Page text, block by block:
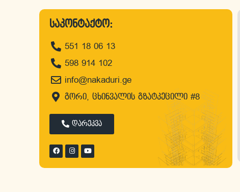
საკონტაქტო:
551 18 06 13
598 914 102
info@nakaduri.ge
გორი, ცხინვალის გზატკეცილი #8
დარეკვა